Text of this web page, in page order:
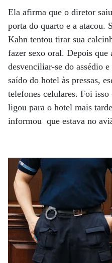
Ela afirma que o diretor
porta do quarto e a atacou.
Kahn tentou tirar sua
fazer sexo oral. Depois que
desvenciliar-se do assédio
saído do hotel às pressas,
telefones celulares. Foi
ligou para o hotel mais
informou que estava no